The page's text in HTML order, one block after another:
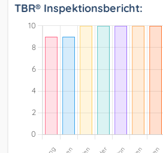
TBR® Inspektionsbericht: